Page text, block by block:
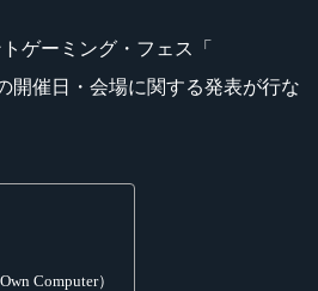
ゲーミング・フェス「
開催日・会場に関する発表が行な
Computer）